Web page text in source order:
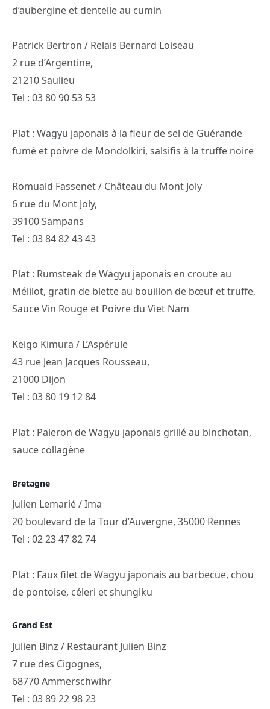
d’aubergine et dentelle au cumin
Patrick Bertron / Relais Bernard Loiseau
2 rue d’Argentine,
21210 Saulieu
Tel : 03 80 90 53 53
Plat : Wagyu japonais à la fleur de sel de Guérande
fumé et poivre de Mondolkiri, salsifis à la truffe noire
Romuald Fassenet / Château du Mont Joly
6 rue du Mont Joly,
39100 Sampans
Tel : 03 84 82 43 43
Plat : Rumsteak de Wagyu japonais en croute au
Mélilot, gratin de blette au bouillon de bœuf et truffe,
Sauce Vin Rouge et Poivre du Viet Nam
Keigo Kimura / L’Aspérule
43 rue Jean Jacques Rousseau,
21000 Dijon
Tel : 03 80 19 12 84
Plat : Paleron de Wagyu japonais grillé au binchotan,
sauce collagène
Bretagne
Julien Lemarié / Ima
20 boulevard de la Tour d’Auvergne, 35000 Rennes
Tel : 02 23 47 82 74
Plat : Faux filet de Wagyu japonais au barbecue, chou
de pontoise, céleri et shungiku
Grand Est
Julien Binz / Restaurant Julien Binz
7 rue des Cigognes,
68770 Ammerschwihr
Tel : 03 89 22 98 23